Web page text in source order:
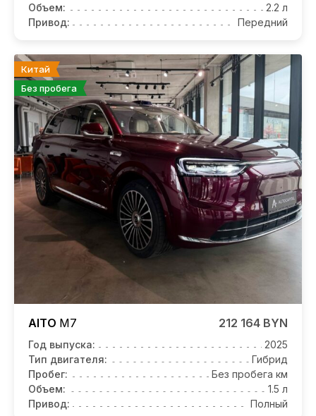
Объем:
2.2 л
Привод:
Передний
Китай
Без пробега
AITO M7 212 164 BYN
Год выпуска:
2025
Тип двигателя:
Гибрид
Пробег:
Без пробега км
Объем:
1.5 л
Привод:
Полный